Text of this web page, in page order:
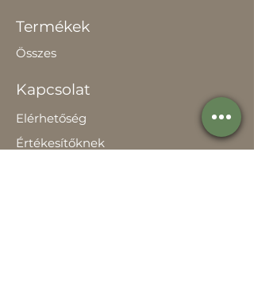
Termékek
Összes
Kapcsolat
Elérhetőség
Értékesítőknek